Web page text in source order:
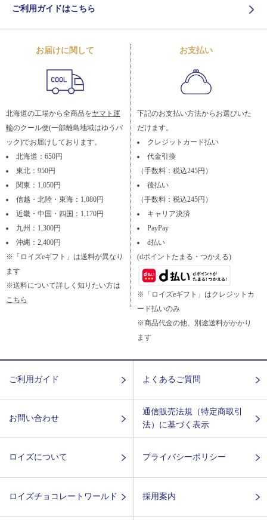
ご利用ガイドはこちら
お届けに関して
北海道の工場から全商品をヤマト運
輸のクール便(一部離島地域はゆうパ
ック)でお届けしております。
北海道：650円
東北：950円
関東：1,050円
信越・北陸・東海：1,080円
近畿・中国・四国：1,170円
九州：1,300円
沖縄：2,400円
※「ロイズeギフト」は送料が異なり
ます
※送料について詳しく知りたい方は
こちら
お支払い
下記のお支払い方法からお選びいた
だけます。
クレジットカード払い
代金引換
（手数料：税込245円）
後払い
（手数料：税込245円）
キャリア決済
PayPay
d払い
(dポイントたまる・つかえる)
※「ロイズeギフト」はクレジットカ
ード払いのみ
※商品代金の他、別途送料がかかり
ます
ご利用ガイド よくあるご質問
お問い合わせ
通信販売法規（特定商取引
法）に基づく表示
ロイズについて プライバシーポリシー
ロイズチョコレートワールド 採用案内